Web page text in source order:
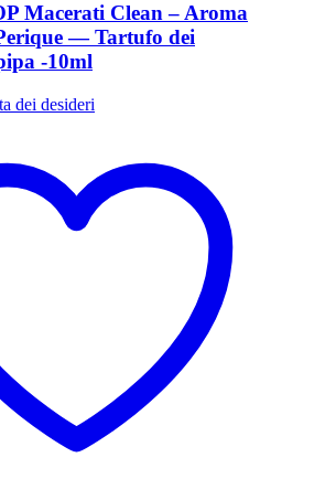
Macerati Clean – Aroma
— Tartufo dei
-10ml
dei desideri